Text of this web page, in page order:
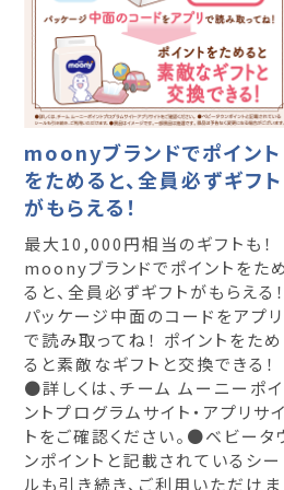
moonyブランドでポイント
をためると、全員必ずギフト
がもらえる！
最大10,000円相当のギフトも！
moonyブランドでポイントをため
ると、全員必ずギフトがもらえる！
パッケージ中面のコードをアプリ
で読み取ってね！ ポイントをため
ると素敵なギフトと交換できる！
●詳しくは、チーム ムーニーポイ
ントプログラムサイト・アプリサイ
トをご確認ください。●ベビータ
ンポイントと記載されているシー
ルも引き続き、ご利用いただけま